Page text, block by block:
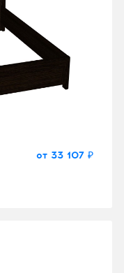
от 33 107 ₽